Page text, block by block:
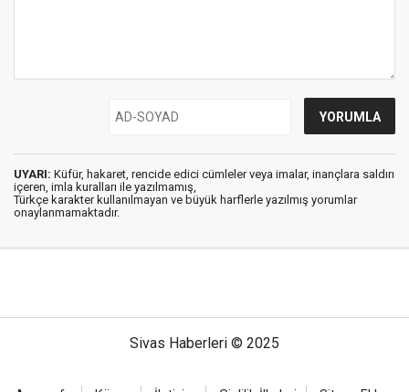
UYARI: Küfür, hakaret, rencide edici cümleler veya imalar, inançlara saldırı
içeren, imla kuralları ile yazılmamış,
Türkçe karakter kullanılmayan ve büyük harflerle yazılmış yorumlar
onaylanmamaktadır.
Sivas Haberleri © 2025